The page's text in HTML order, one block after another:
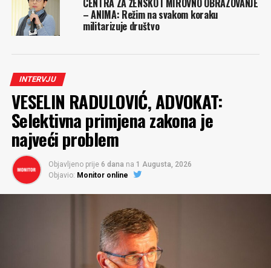
CENTRA ZA ŽENSKO I MIROVNO OBRAZOVANJE
– ANIMA: Režim na svakom koraku
militarizuje društvo
INTERVJU
VESELIN RADULOVIĆ, ADVOKAT:
Selektivna primjena zakona je
najveći problem
Objavljeno prije 6 dana na 1 Augusta, 2026
Objavio: Monitor online